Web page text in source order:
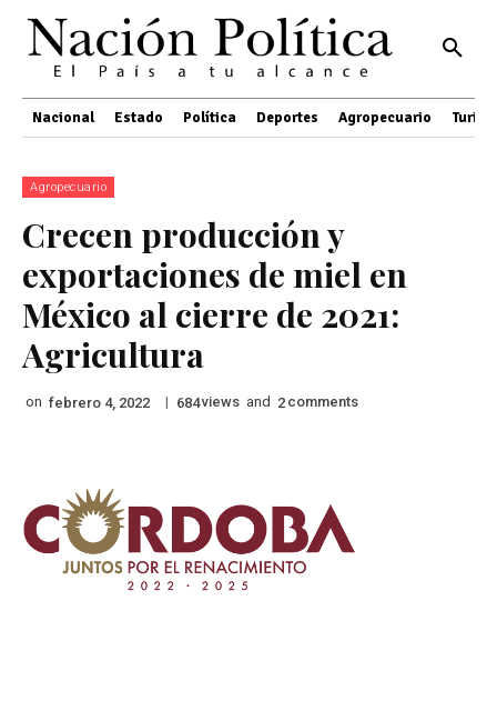
Nacional Estado Política Deportes Agropecuario
Agropecuario
Crecen producción y
exportaciones de miel en
México al cierre de 2021:
Agricultura
on febrero 4, 2022 | 684views and 2 comments